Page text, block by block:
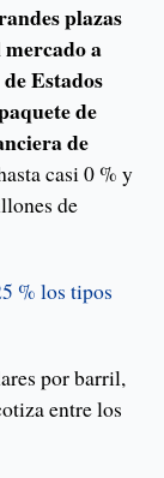
plazas
a
Estados
de
de
casi 0 % y
de
% los tipos
por barril,
entre los